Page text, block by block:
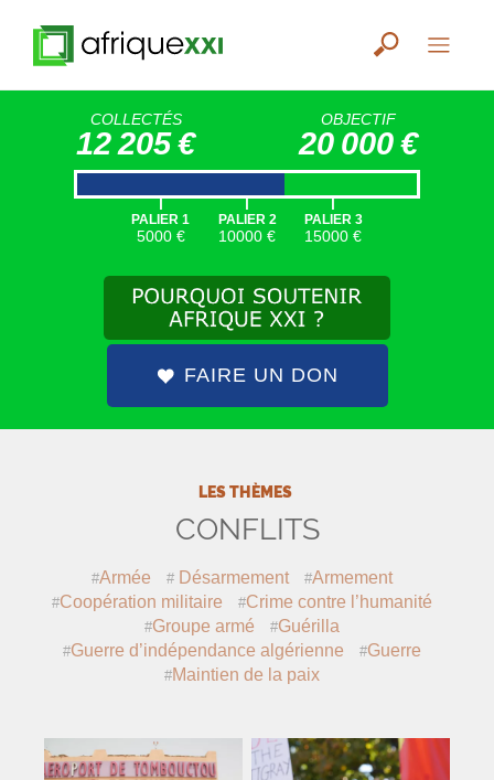
COLLECTÉS
12 205 €
OBJECTIF
20 000 €
|
PALIER 1
5000 €
|
PALIER 2
10000 €
|
PALIER 3
15000 €
FAIRE UN DON
LES THÈMES
CONFLITS
Armée Désarmement
Armement
Coopération militaire
Crime contre l’humanité
Groupe armé
Guérilla
Guerre d’indépendance algérienne
Guerre
Maintien de la paix